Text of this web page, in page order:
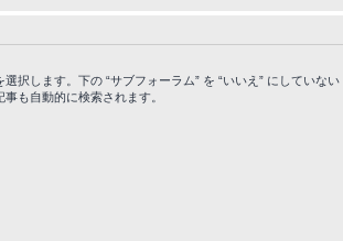
択します。下の “サブフォーラム” を “いいえ” にしていない
も自動的に検索されます。